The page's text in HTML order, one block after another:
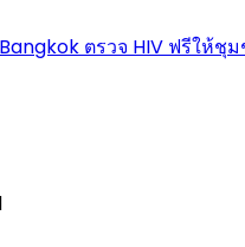
ตรวจ HIV ฟรีให้ชุม